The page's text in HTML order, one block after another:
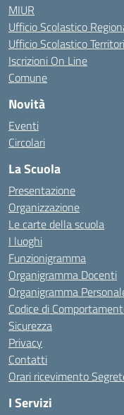
MIUR
Ufficio Scolastico
Ufficio Scolastico
Iscrizioni On Line
Comune
Novità
Eventi
Circolari
La Scuola
Presentazione
Organizzazione
Le carte della scuola
I luoghi
Funzionigramma
Organigramma Docenti
Organigramma
Codice di
Sicurezza
Privacy
Contatti
Orari ricevimento
I Servizi